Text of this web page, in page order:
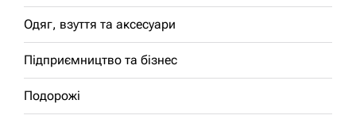
Одяг, взуття та аксесуари
Підприємництво та бізнес
Подорожі